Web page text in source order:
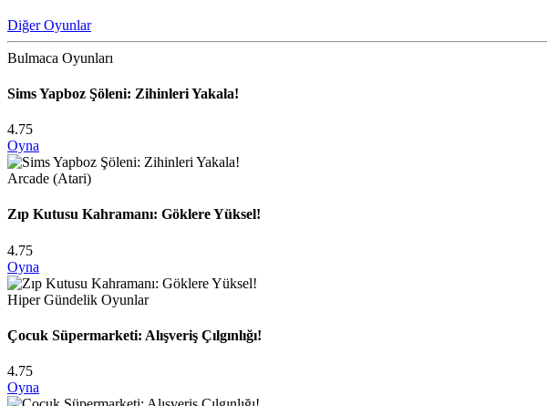
Diğer Oyunlar
Bulmaca Oyunları
Sims Yapboz Şöleni: Zihinleri Yakala!
4.75
Oyna
Arcade (Atari)
Zıp Kutusu Kahramanı: Göklere Yüksel!
4.75
Oyna
Hiper Gündelik Oyunlar
Çocuk Süpermarketi: Alışveriş Çılgınlığı!
4.75
Oyna